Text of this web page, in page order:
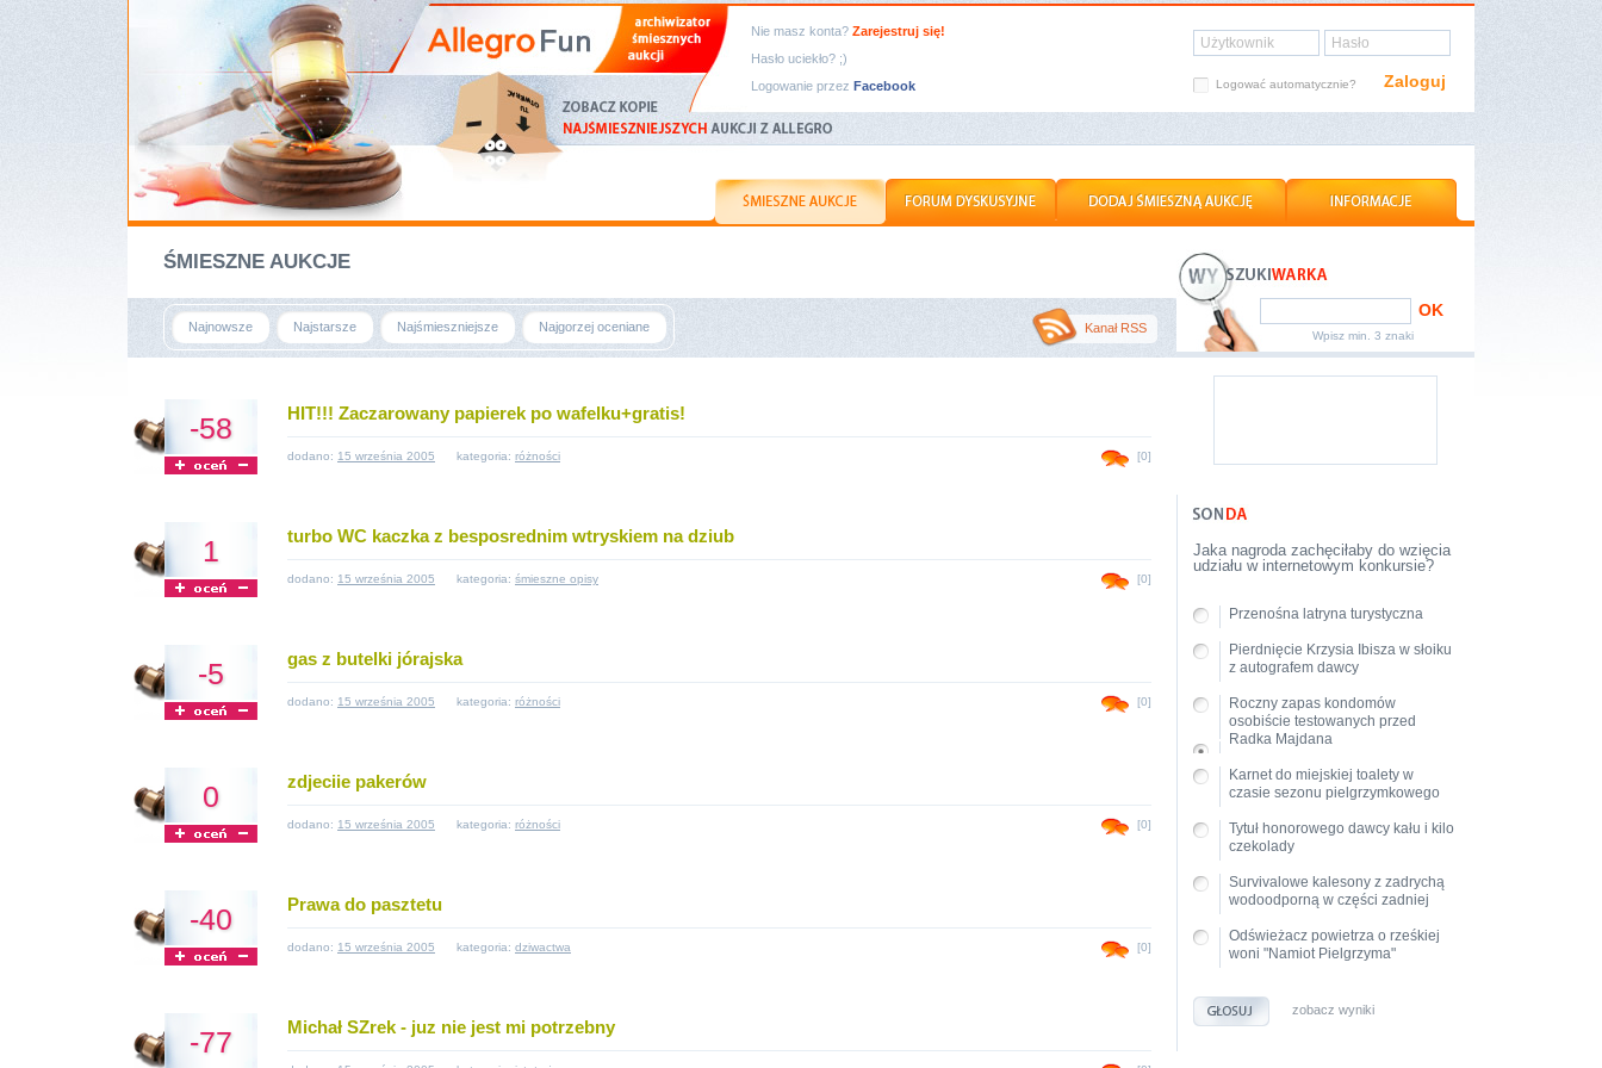
Nie masz konta? Zarejestruj się!
Hasło uciekło? ;)
Logowanie przez Facebook
Użytkownik Hasło
Logować automatycznie? Zaloguj
ŚMIESZNE AUKCJE
Najnowsze Najstarsze Najśmieszniejsze Najgorzej oceniane Kanał RSS
-58 HIT!!! Zaczarowany papierek po wafelku+gratis!
dodano: 15 września 2005 kategoria: różności [0]
1 turbo WC kaczka z besposrednim wtryskiem na dziub
dodano: 15 września 2005 kategoria: śmieszne opisy [0]
-5 gas z butelki jórajska
dodano: 15 września 2005 kategoria: różności [0]
0 zdjeciie pakerów
dodano: 15 września 2005 kategoria: różności [0]
-40 Prawa do pasztetu
dodano: 15 września 2005 kategoria: dziwactwa [0]
-77 Michał SZrek - juz nie jest mi potrzebny
OK
Wpisz min. 3 znaki
Jaka nagroda zachęciłaby do wzięcia
udziału w internetowym konkursie?
Przenośna latryna turystyczna
Pierdnięcie Krzysia Ibisza w słoiku
z autografem dawcy
Roczny zapas kondomów
osobiście testowanych przed
Radka Majdana
Karnet do miejskiej toalety w
czasie sezonu pielgrzymkowego
Tytuł honorowego dawcy kału i kilo
czekolady
Survivalowe kalesony z zadrychą
wodoodporną w części zadniej
Odświeżacz powietrza o rześkiej
woni "Namiot Pielgrzyma"
zobacz wyniki